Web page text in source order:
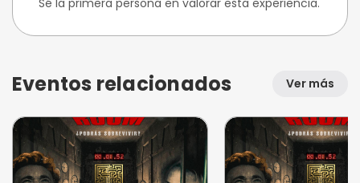
Sé la primera persona en valorar esta experiencia.
Eventos relacionados Ver más